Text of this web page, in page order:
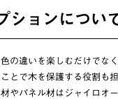
ションについ
の違いを楽しむだけでな
とで木を保護する役割も
やパネル材はジャイロオ